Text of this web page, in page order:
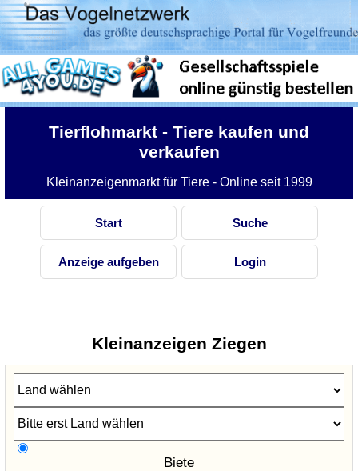
Tierflohmarkt - Tiere kaufen und
verkaufen
Kleinanzeigenmarkt für Tiere - Online seit 1999
Start Suche
Anzeige aufgeben Login
Kleinanzeigen Ziegen
Biete